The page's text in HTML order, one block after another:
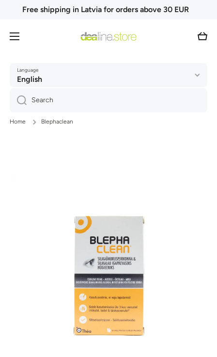
Skip to content
Free shipping in Latvia for orders above 30 EUR
Cart
Language
English
Search
Home Blephaclean